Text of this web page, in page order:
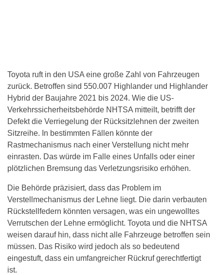
Toyota ruft in den USA eine große Zahl von Fahrzeugen
zurück. Betroffen sind 550.007 Highlander und Highlander
Hybrid der Baujahre 2021 bis 2024. Wie die US-
Verkehrssicherheitsbehörde NHTSA mitteilt, betrifft der
Defekt die Verriegelung der Rücksitzlehnen der zweiten
Sitzreihe. In bestimmten Fällen könnte der
Rastmechanismus nach einer Verstellung nicht mehr
einrasten. Das würde im Falle eines Unfalls oder einer
plötzlichen Bremsung das Verletzungsrisiko erhöhen.
Die Behörde präzisiert, dass das Problem im
Verstellmechanismus der Lehne liegt. Die darin verbauten
Rückstellfedern könnten versagen, was ein ungewolltes
Verrutschen der Lehne ermöglicht. Toyota und die NHTSA
weisen darauf hin, dass nicht alle Fahrzeuge betroffen sein
müssen. Das Risiko wird jedoch als so bedeutend
eingestuft, dass ein umfangreicher Rückruf gerechtfertigt
ist.